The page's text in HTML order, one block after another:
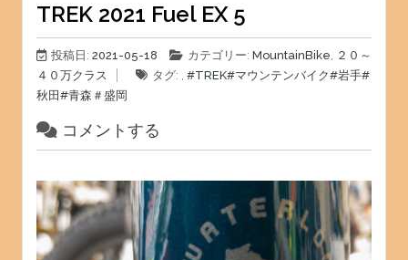
TREK 2021 Fuel EX 5
投稿日: 2021-05-18 カテゴリー: MountainBike, ２０～
４０万クラス
タグ: , #TREK#マウンテンバイク#岩手#
秋田 #青森 ＃盛岡
コメントする